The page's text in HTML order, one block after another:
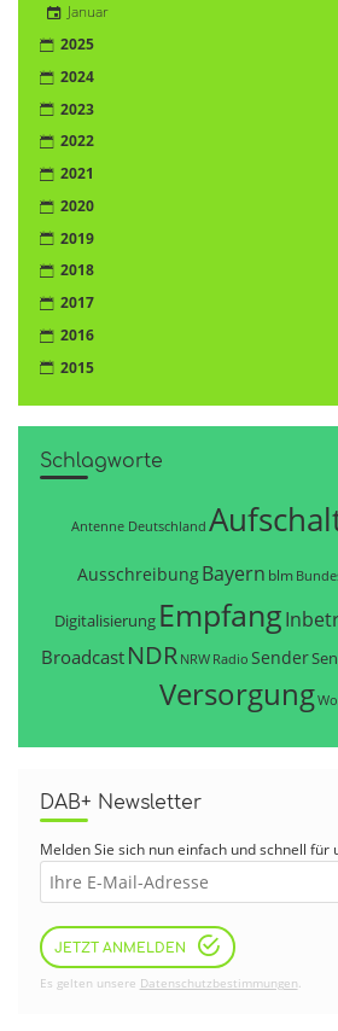
Januar
2025
2024
2023
2022
2021
2020
2019
2018
2017
2016
2015
Schlagworte
Antenne Deutschland
AusschreibungBayern blm
Digitalisierung Empfang
Broadcast NDR NRW Radio Sender
Versorgung
DAB+ Newsletter
Melden Sie sich nun einfach und schnell für
JETZT ANMELDEN
Es gelten unsere Datenschutzbestimmungen.